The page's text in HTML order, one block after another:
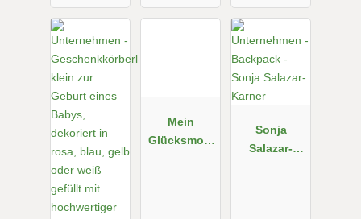
Mein
Glücksmom
Sonja
Salazar-